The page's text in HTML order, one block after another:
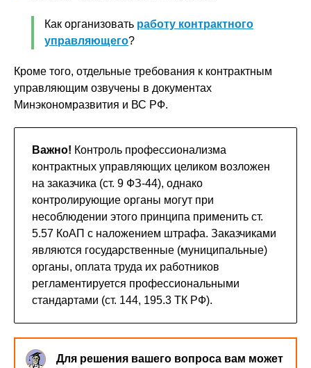
Как организовать работу контрактного
управляющего?
Кроме того, отдельные требования к контрактным
управляющим озвучены в документах
Минэкономразвития и ВС РФ.
Важно! Контроль профессионализма
контрактных управляющих целиком возложен
на заказчика (ст. 9 ФЗ-44), однако
контролирующие органы могут при
несоблюдении этого принципа применить ст.
5.57 КоАП с наложением штрафа. Заказчиками
являются государственные (муниципальные)
органы, оплата труда их работников
регламентируется профессиональными
стандартами (ст. 144, 195.3 ТК РФ).
Для решения вашего вопроса вам может